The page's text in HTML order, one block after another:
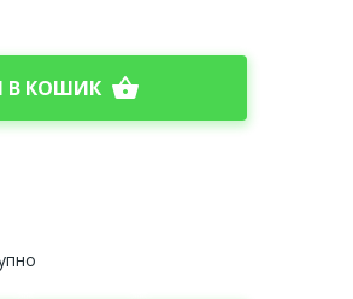
В КОШИК shopping_basket